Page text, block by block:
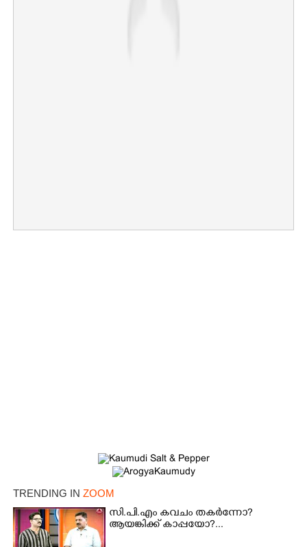
TRENDING IN ZOOM
സി.പി.എം കവചം തകർന്നോ?
ആയങ്കിക്ക് കാപ്പയോ?...